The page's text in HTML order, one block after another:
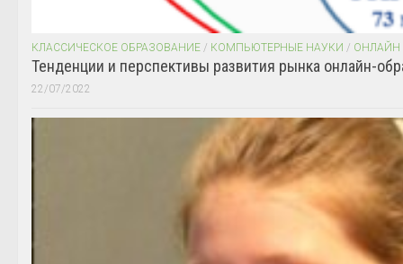
КЛАССИЧЕСКОЕ ОБРАЗОВАНИЕ / КОМПЬЮТЕРНЫЕ НАУКИ / ОНЛАЙН
Тенденции и перспективы развития рынка онлайн-
22/07/2022